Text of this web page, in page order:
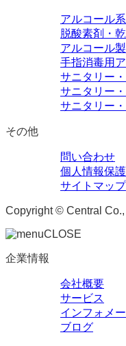
アルコール
脱酸素剤・
アルコール
手指消毒用
サニタリー
サニタリー
サニタリー
その他
問い合わせ
個人情報保
サイトマップ
Copyright © Central
CLOSE
企業情報
会社概要
サービス
インフォメ
ブログ